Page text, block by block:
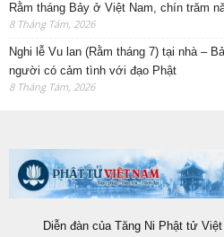
Rằm tháng Bảy ở Việt Nam, chín trăm
8 Tháng Tám, 2026
Nghi lễ Vu lan (Rằm tháng 7) tại nhà –
người có cảm tình với đạo Phật
8 Tháng Tám, 2026
Diễn đàn của Tăng Ni Phật tử